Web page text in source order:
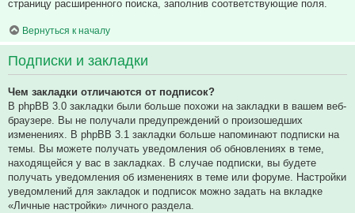
страницу расширенного поиска, заполнив соответствующие поля.
Вернуться к началу
Подписки и закладки
Чем закладки отличаются от подписок?
В phpBB 3.0 закладки были больше похожи на закладки в вашем веб-
браузере. Вы не получали предупреждений о произошедших
изменениях. В phpBB 3.1 закладки больше напоминают подписки на
темы. Вы можете получать уведомления об обновлениях в теме,
находящейся у вас в закладках. В случае подписки, вы будете
получать уведомления об изменениях в теме или форуме. Настройки
уведомлений для закладок и подписок можно задать на вкладке
«Личные настройки» личного раздела.